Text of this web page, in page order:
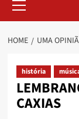
Menu
HOME UMA
história
CAXIAS